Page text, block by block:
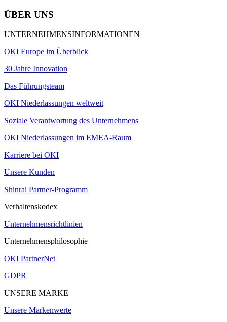
ÜBER UNS
UNTERNEHMENSINFORMATIONEN
OKI Europe im Überblick
30 Jahre Innovation
Das Führungsteam
OKI Niederlassungen weltweit
Soziale Verantwortung des Unternehmens
OKI Niederlassungen im EMEA-Raum
Karriere bei OKI
Unsere Kunden
Shinrai Partner-Programm
Verhaltenskodex
Unternehmensrichtlinien
Unternehmensphilosophie
OKI PartnerNet
GDPR
UNSERE MARKE
Unsere Markenwerte